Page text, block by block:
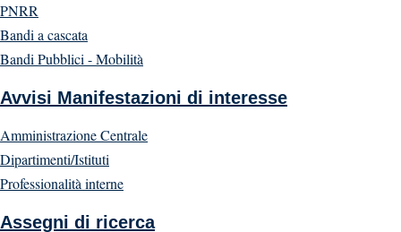
PNRR
Bandi a cascata
Bandi Pubblici - Mobilità
Avvisi Manifestazioni di interesse
Amministrazione Centrale
Dipartimenti/Istituti
Professionalità interne
Assegni di ricerca